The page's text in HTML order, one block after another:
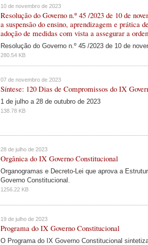
10 de novembro de 2023
Resolução do Governo n.º 45 /2023 de 10 de
a suspensão do ensino, aprendizagem e prática
adoção de medidas com vista a assegurar a
Resolução do Governo n.º 45 /2023 de 10 de
280.54 KB
07 de novembro de 2023
Síntese: 120 Dias de Compromissos do IX
1 de julho a 28 de outubro de 2023
138.78 KB
28 de julho de 2023
Orgânica do IX Governo Constitucional
Organogramas e Decreto-Lei que aprova a
Governo Constitucional.
1256.22 KB
19 de julho de 2023
Programa do IX Governo Constitucional
O Programa do IX Governo Constitucional